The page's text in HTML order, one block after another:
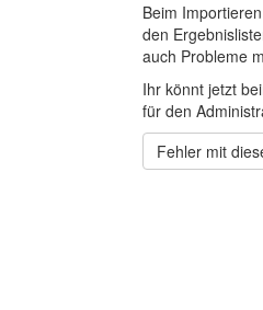
Beim
den
auch Probleme
Ihr könnt jetzt
für den
Fehler mit